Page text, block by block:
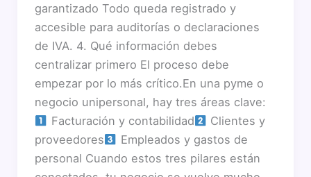
garantizado Todo queda registrado y
accesible para auditorías o declaraciones
de IVA. 4. Qué información debes
centralizar primero El proceso debe
empezar por lo más crítico.En una pyme o
negocio unipersonal, hay tres áreas clave:
Facturación y contabilidad
Clientes y
proveedores
Empleados y gastos de
personal Cuando estos tres pilares están